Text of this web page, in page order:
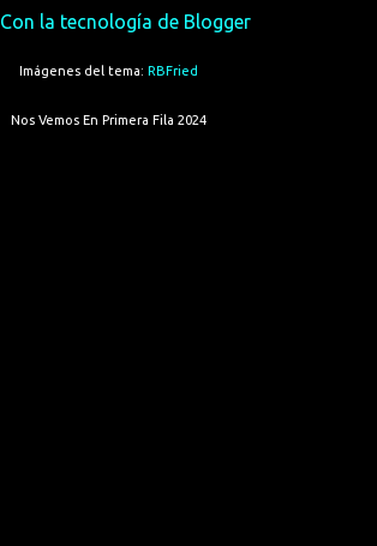
Con la tecnología de Blogger
Imágenes del tema: RBFried
Nos Vemos En Primera Fila 2024